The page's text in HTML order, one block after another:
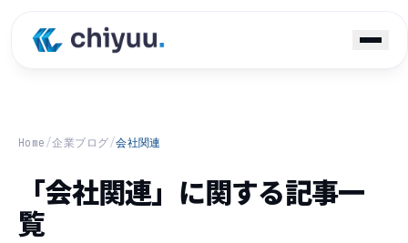
Home /企業ブログ/会社関連
「会社関連」に関する記事一
覧